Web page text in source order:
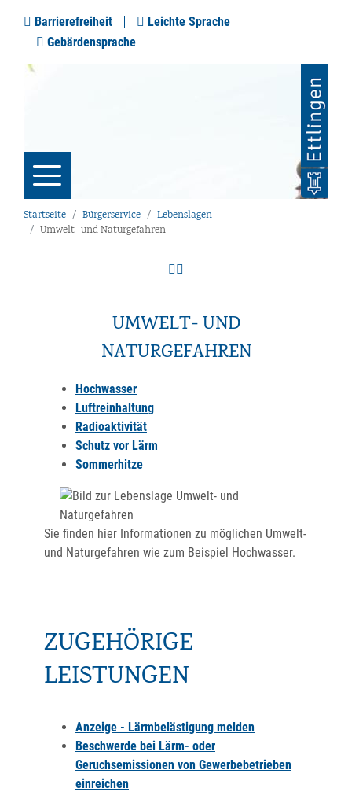
Barrierefreiheit
Leichte Sprache
Gebärdensprache
Startseite Bürgerservice
Lebenslagen
Umwelt- und Naturgefahren
UMWELT- UND
NATURGEFAHREN
Hochwasser
Luftreinhaltung
Radioaktivität
Schutz vor Lärm
Sommerhitze
Sie finden hier Informationen zu möglichen Umwelt-
und Naturgefahren wie zum Beispiel Hochwasser.
ZUGEHÖRIGE
LEISTUNGEN
Anzeige - Lärmbelästigung melden
Beschwerde bei Lärm- oder
Geruchsemissionen von Gewerbebetrieben
einreichen